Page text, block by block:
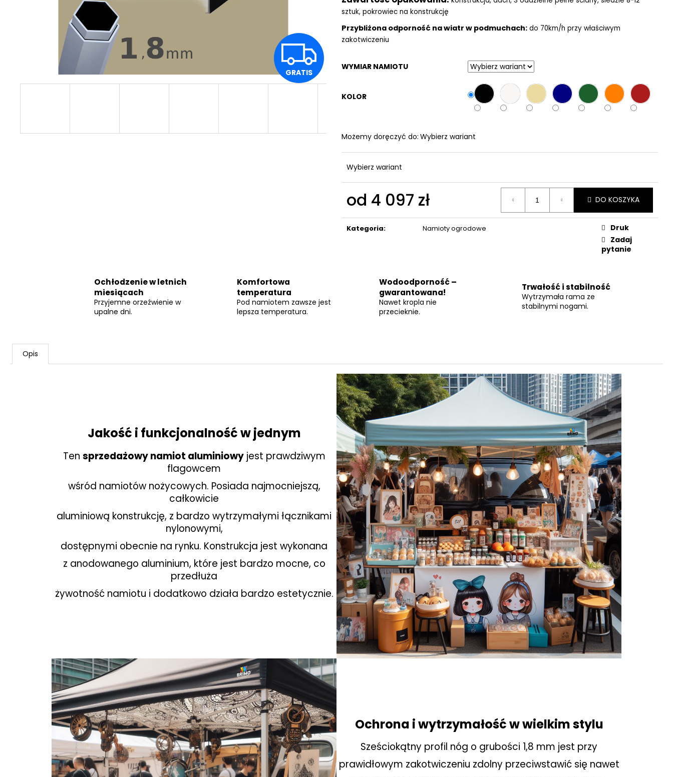
sztuk, pokrowiec na konstrukcję
Przybliżona odporność na wiatr w podmuchach: do 70km/h przy właściwym
zakotwiczeniu
WYMIAR NAMIOTU
KOLOR
Możemy doręczyć do: Wybierz wariant
Wybierz wariant
od 4 097 zł
jednostkowa:
DO KOSZYKA
Kategoria: Namioty ogrodowe
Druk
Zadaj
pytanie
G
R
A
GRATIS
Ochłodzenie w letnich
miesiącach
Przyjemne orzeźwienie w
upalne dni.
Komfortowa
temperatura
Pod namiotem zawsze jest
lepsza temperatura.
Wodoodporność –
gwarantowana!
Nawet kropla nie
przecieknie.
Trwałość i stabilność
Wytrzymała rama ze
stabilnymi nogami.
Opis
Jakość i funkcjonalność w jednym
Ten sprzedażowy namiot aluminiowyjest prawdziwym
flagowcem
wśród namiotów nożycowych. Posiada najmocniejszą,
całkowicie
aluminiową konstrukcję, z bardzo wytrzymałymi łącznikami
nylonowymi,
dostępnymi obecnie na rynku. Konstrukcja jest wykonana
z anodowanego aluminium, które jest bardzo mocne, co
przedłuża
żywotność namiotu i dodatkowo działa bardzo estetycznie.
Ochrona i wytrzymałość w wielkim stylu
Sześciokątny profil nóg o grubości 1,8 mm jest przy
prawidłowym zakotwiczeniu zdolny przeciwstawić się nawet